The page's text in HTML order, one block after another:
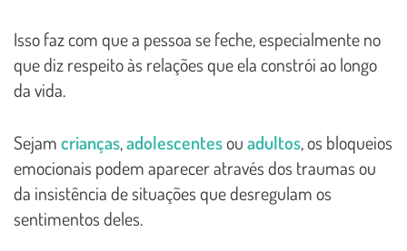
Isso faz com que a pessoa se feche, especialmente no
que diz respeito às relações que ela constrói ao longo
da vida.
Sejamcrianças,adolescentesouadultos, os bloqueios
emocionais podem aparecer através dos traumas ou
da insistência de situações que desregulam os
sentimentos deles.